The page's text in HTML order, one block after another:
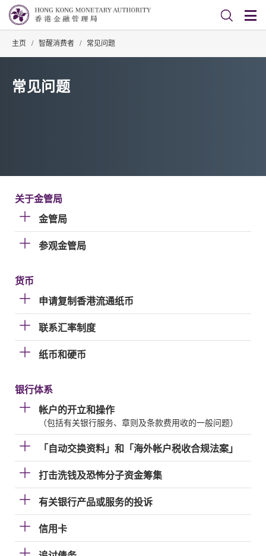
主页 / 智醒消费者 / 常见问题
常见问题
关于金管局
金管局
参观金管局
货币
申请复制香港流通纸币
联系汇率制度
纸币和硬币
银行体系
帐户的开立和操作
（包括有关银行服务、章则及条款费用收的一般问题）
「自动交换资料」和「海外帐户税收合规法案」
打击洗钱及恐怖分子资金筹集
有关银行产品或服务的投诉
信用卡